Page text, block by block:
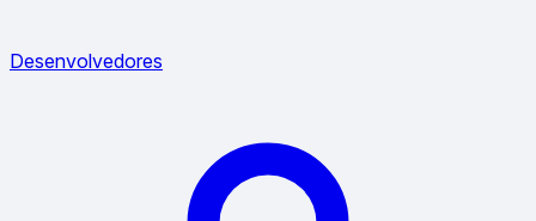
Desenvolvedores